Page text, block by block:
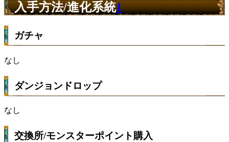
入手方法/進化系統1
ガチャ
なし
ダンジョンドロップ
なし
交換所/モンスターポイント購入